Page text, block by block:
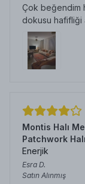
Çok beğendim
dokusu hafifliği
Montis Halı
Patchwork
Enerjik
Esra D.
Satın Alınmış